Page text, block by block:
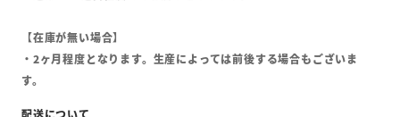
【在庫が無い場合】
・2ヶ月程度となります。生産によっては前後する場合もございま
す。